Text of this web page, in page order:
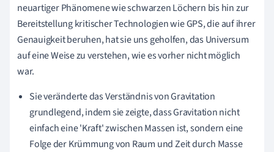
neuartiger Phänomene wie schwarzen Löchern bis hin zur
Bereitstellung kritischer Technologien wie GPS, die auf ihrer
Genauigkeit beruhen, hat sie uns geholfen, das Universum
auf eine Weise zu verstehen, wie es vorher nicht möglich
war.
Sie veränderte das Verständnis von Gravitation
grundlegend, indem sie zeigte, dass Gravitation nicht
einfach eine 'Kraft' zwischen Massen ist, sondern eine
Folge der Krümmung von Raum und Zeit durch Masse